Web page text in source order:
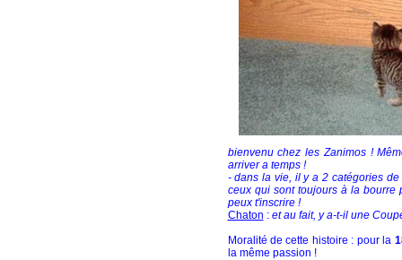
bienvenu chez les Zanimos !
arriver a temps !
- dans la vie, il y a 2 catégories
ceux qui sont toujours à la bourre
peux t'inscrire !
Chaton :et au fait, y a-t-il une
Moralité de cette histoire : pour la
la même passion !